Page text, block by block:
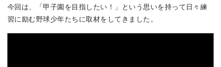
今回は、「甲子園を目指したい！」という思いを持って日々練
習に励む野球少年たちに取材をしてきました。